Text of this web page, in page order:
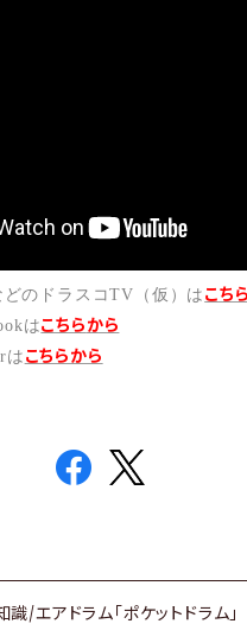
のドラスコTV（仮）は こち
はこちらから
は こちらから
/エアドラム「ポケットドラム」